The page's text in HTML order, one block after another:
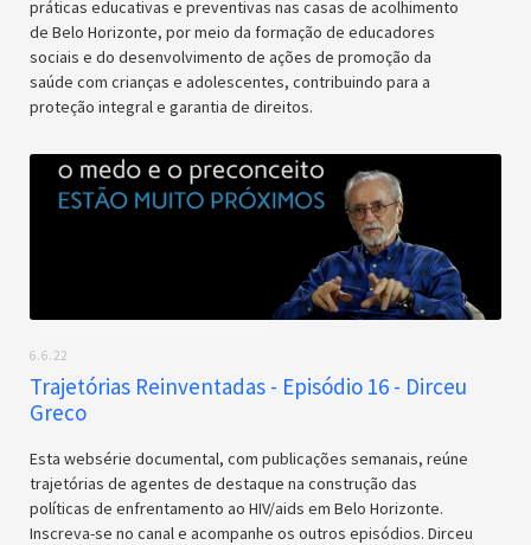
práticas educativas e preventivas nas casas de acolhimento
de Belo Horizonte, por meio da formação de educadores
sociais e do desenvolvimento de ações de promoção da
saúde com crianças e adolescentes, contribuindo para a
proteção integral e garantia de direitos.
6.6.22
Trajetórias Reinventadas - Episódio 16 - Dirceu
Greco
Esta websérie documental, com publicações semanais, reúne
trajetórias de agentes de destaque na construção das
políticas de enfrentamento ao HIV/aids em Belo Horizonte.
Inscreva-se no canal e acompanhe os outros episódios. Dirceu